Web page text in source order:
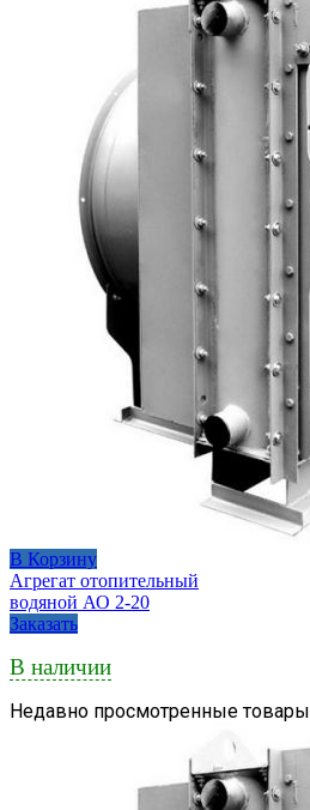
В Корзину
Агрегат отопительный
водяной АО 2-20
Заказать
В наличии
Недавно просмотренные товары